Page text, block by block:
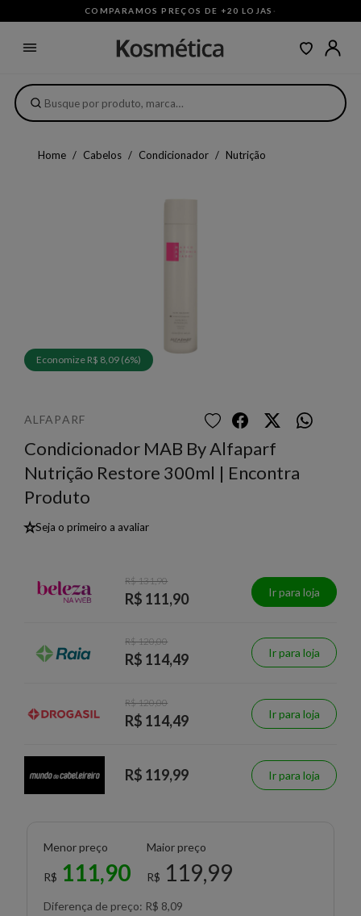
COMPARAMOS PREÇOS DE +20 LOJAS ·
Home Cabelos Condicionador Nutrição
Economize R$ 8,09 (6%)
ALFAPARF
Condicionador MAB By Alfaparf
Nutrição Restore 300ml | Encontra
Produto
★Seja o primeiro a avaliar
R$ 131,90
R$ 111,90 Ir para loja
R$ 120,00
R$ 114,49 Ir para loja
R$ 120,00
R$ 114,49 Ir para loja
R$ 119,99 Ir para loja
Menor preço
R$ 111,90
Maior preço
R$ 119,99
Diferença de preço: R$ 8,09